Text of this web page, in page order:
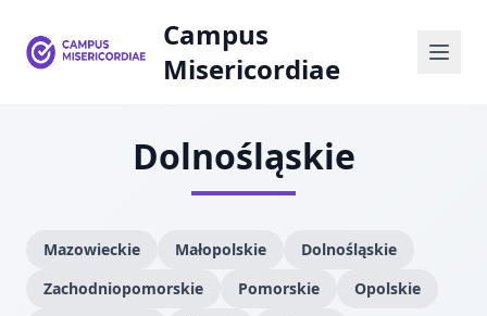
Campus
Misericordiae
Dolnośląskie
Mazowieckie Małopolskie
Dolnośląskie
Zachodniopomorskie
Pomorskie
Opolskie